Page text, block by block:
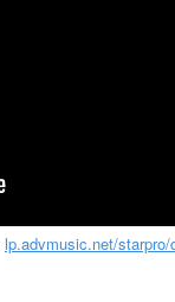
lp.advmusic.net/starpro/